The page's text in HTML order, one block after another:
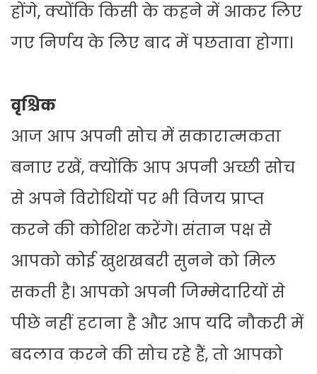
होंगे, क्योंकि किसी के कहने में आकर लिए
गए निर्णय के लिए बाद में पछतावा होगा।
वृश्चिक
आज आप अपनी सोच में सकारात्मकता
बनाए रखें, क्योंकि आप अपनी अच्छी सोच
से अपने विरोधियों पर भी विजय प्राप्त
करने की कोशिश करेंगे। संतान पक्ष से
आपको कोई खुशखबरी सुनने को मिल
सकती है। आपको अपनी जिम्मेदारियों से
पीछे नहीं हटाना है और आप यदि नौकरी में
बदलाव करने की सोच रहे हैं, तो आपको